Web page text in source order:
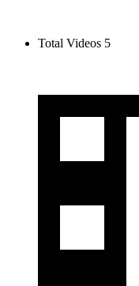
Total Videos 5